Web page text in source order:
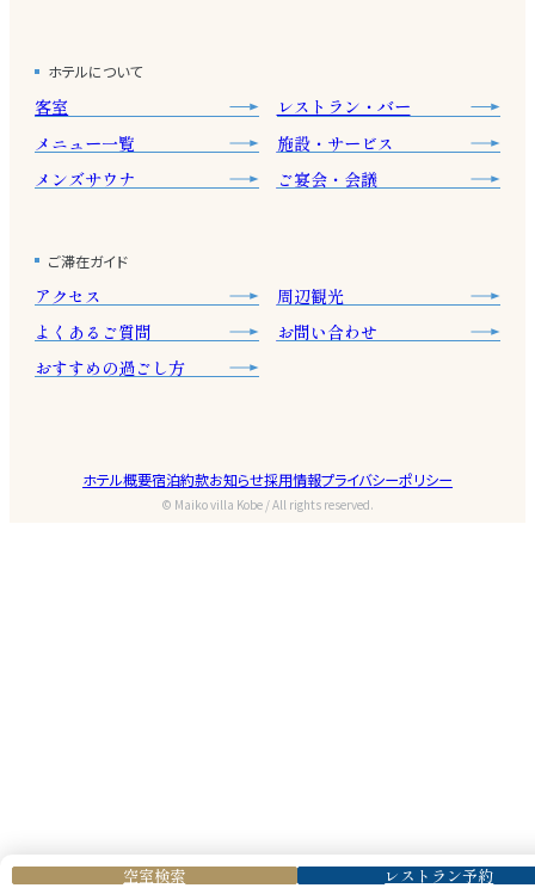
ホテルについて
客室
レストラン・バー
メニュー一覧
施設・サービス
メンズサウナ
ご宴会・会議
ご滞在ガイド
アクセス
周辺観光
よくあるご質問
お問い合わせ
おすすめの過ごし方
ホテル概要宿泊約款お知らせ採用情報プライバシーポリシー
© Maiko villa Kobe / All rights reserved.
空室検索 レストラン予約